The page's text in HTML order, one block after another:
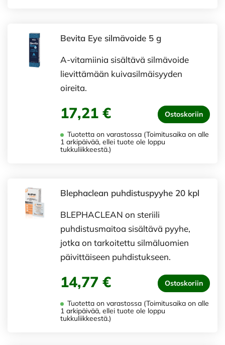
Bevita Eye silmävoide 5 g
A-vitamiinia sisältävä silmävoide
lievittämään kuivasilmäisyyden
oireita.
17,21 € Ostoskoriin
Tuotetta on varastossa (Toimitusaika on alle
1 arkipäivää, ellei tuote ole loppu
tukkuliikkeestä.)
Blephaclean puhdistuspyyhe 20 kpl
BLEPHACLEAN on steriili
puhdistusmaitoa sisältävä pyyhe,
jotka on tarkoitettu silmäluomien
päivittäiseen puhdistukseen.
14,77 € Ostoskoriin
Tuotetta on varastossa (Toimitusaika on alle
1 arkipäivää, ellei tuote ole loppu
tukkuliikkeestä.)